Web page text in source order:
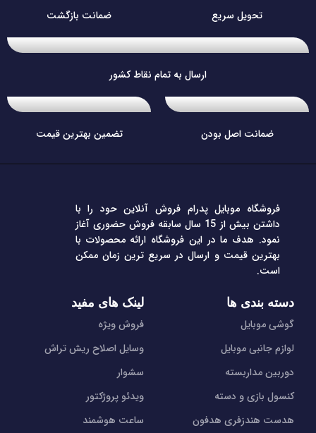
تحویل سریع ضمانت بازگشت
ارسال به تمام نقاط کشور
ضمانت اصل بودن تضمین بهترین قیمت
فروشگاه موبایل پدرام فروش آنلاین حود را با
داشتن بیش از 15 سال سابقه فروش حضوری آغاز
نمود. هدف ما در این فروشگاه ارائه محصولات با
بهترین قیمت و ارسال در سریع ترین زمان ممکن
است.
دسته بندی ها
گوشی موبایل
لوازم جانبی موبایل
دوربین مداربسته
کنسول بازی و دسته
هدست هندزفری هدفون
لینک های مفید
فروش ویژه
وسایل اصلاح ریش تراش
سشوار
ویدئو پروژکتور
ساعت هوشمند